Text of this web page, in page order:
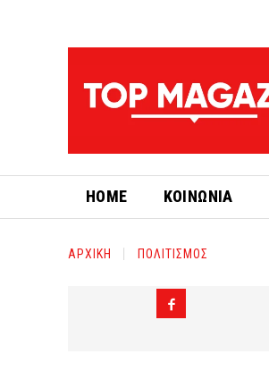
HOME ΚΟΙΝΩΝΙΑ
ΑΡΧΙΚΗ ΠΟΛΙΤΙΣΜΟΣ